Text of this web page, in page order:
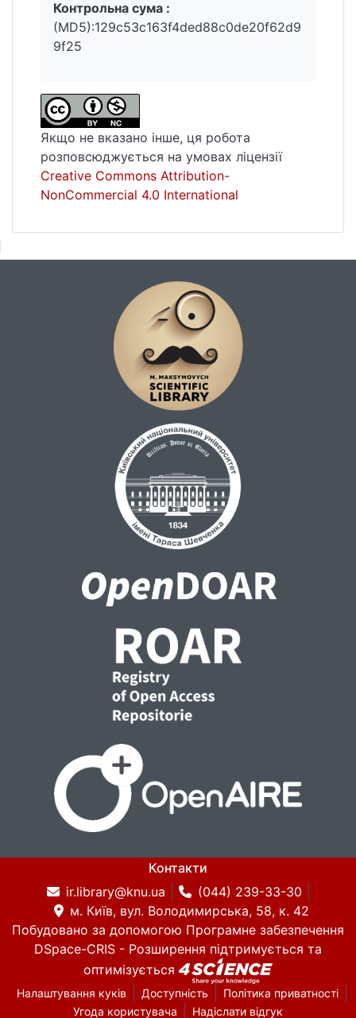
Контрольна сума :
(MD5):129c53c163f4ded88c0de20f62d9
9f25
Якщо не вказано інше, ця робота
розповсюджується на умовах ліцензії
Creative Commons Attribution-
NonCommercial 4.0 International
Контакти
ir.library@knu.ua
(044) 239-33-30
м. Київ, вул. Володимирська, 58, к. 42
Побудовано за допомогою Програмне забезпечення
DSpace-CRIS - Розширення підтримується та
оптимізується
Налаштування куків Доступність
Політика приватності
Угода користувача
Надіслати відгук